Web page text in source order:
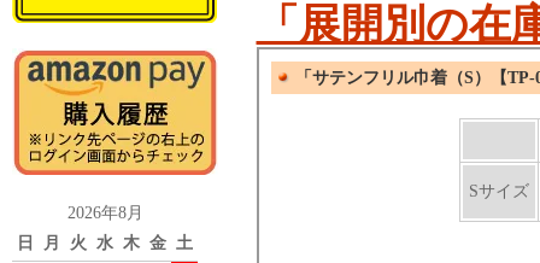
2026年8月
日
月 火 水 木 金 土
「展開別の在